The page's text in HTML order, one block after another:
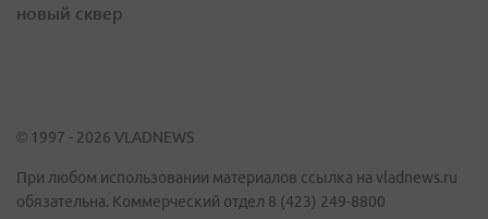
новый сквер
© 1997 - 2026 VLADNEWS
При любом использовании материалов ссылка на vladnews.ru
обязательна. Коммерческий отдел 8 (423) 249-8800